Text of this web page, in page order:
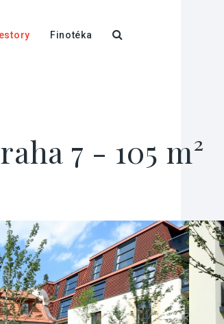
Finotéka
7 - 105 m²